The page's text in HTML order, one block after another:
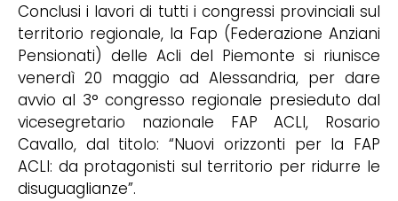
Conclusi i lavori di tutti i congressi provinciali sul
territorio regionale, la Fap (Federazione Anziani
Pensionati) delle Acli del Piemonte si riunisce
venerdì 20 maggio ad Alessandria, per dare
avvio al 3° congresso regionale presieduto dal
vicesegretario nazionale FAP ACLI, Rosario
Cavallo, dal titolo: “Nuovi orizzonti per la FAP
ACLI: da protagonisti sul territorio per ridurre le
disuguaglianze”.